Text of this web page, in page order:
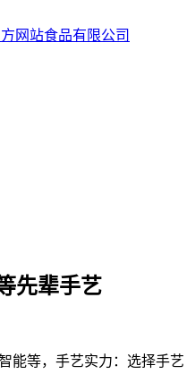
先辈手艺
等，手艺实力：选择手艺